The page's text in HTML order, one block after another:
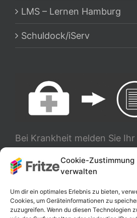
Cookie-Zustimmung
verwalten
Um dir ein optimales Erlebnis zu bieten,
Cookies, um Geräteinformationen zu
zuzugreifen. Wenn du diesen Technologien
LMS – Lernen Hamburg
Schuldock/iServ
Bei Krankheit melden Sie
TRANSLATE